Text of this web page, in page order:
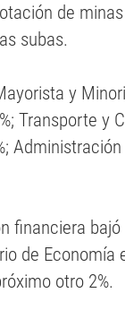
de
subas.
y
Transporte y
financiera bajó
de Economía
otro 2%.